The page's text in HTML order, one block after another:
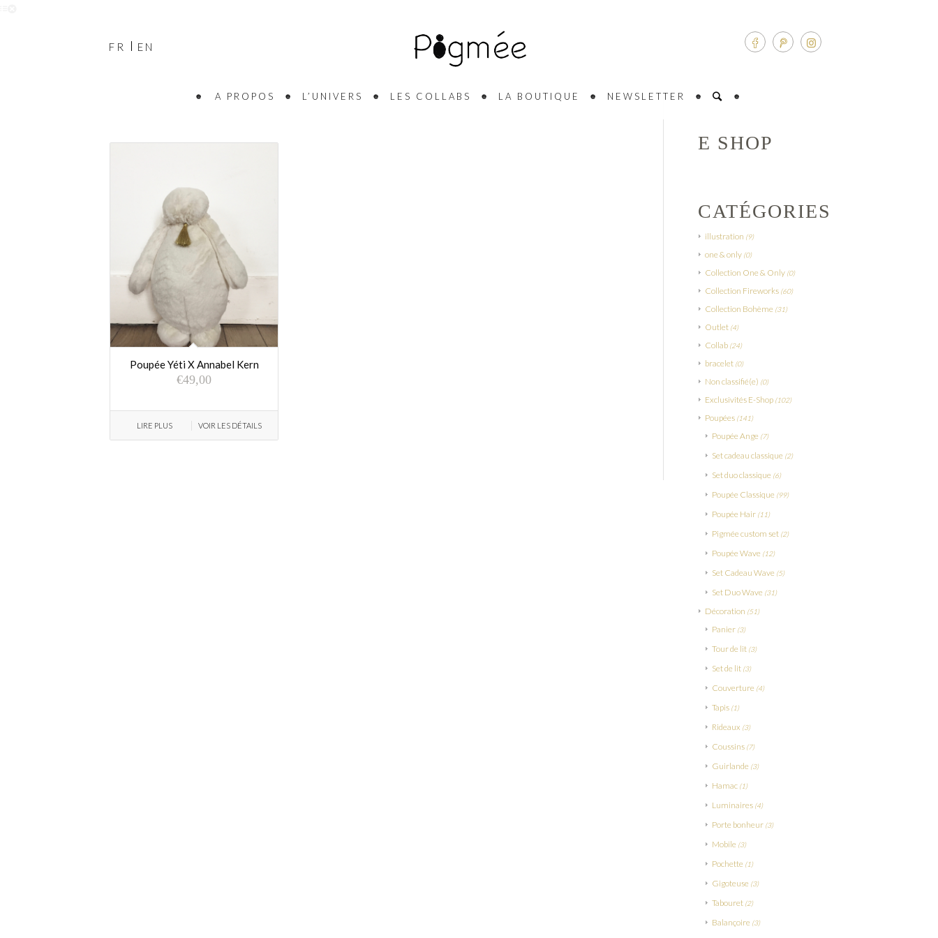
FR EN
A PROPOS L’UNIVERS LES COLLABS LA BOUTIQUE NEWSLETTER
Poupée Yéti X Annabel Kern
€49,00
LIRE PLUS VOIR LES DÉTAILS
E SHOP
CATÉGORIES
illustration (9)
one & only (0)
Collection One & Only (0)
Collection Fireworks (60)
Collection Bohème (31)
Outlet (4)
Collab (24)
bracelet (0)
Non classifié(e) (0)
Exclusivités E-Shop (102)
Poupées (141)
Poupée Ange (7)
Set cadeau classique (2)
Set duo classique (6)
Poupée Classique (99)
Poupée Hair (11)
Pigmée custom set (2)
Poupée Wave (12)
Set Cadeau Wave (5)
Set Duo Wave (31)
Décoration (51)
Panier (3)
Tour de lit (3)
Set de lit (3)
Couverture (4)
Tapis (1)
Rideaux (3)
Coussins (7)
Guirlande (3)
Hamac (1)
Luminaires (4)
Porte bonheur (3)
Mobile (3)
Pochette (1)
Gigoteuse (3)
Tabouret (2)
Balançoire (3)